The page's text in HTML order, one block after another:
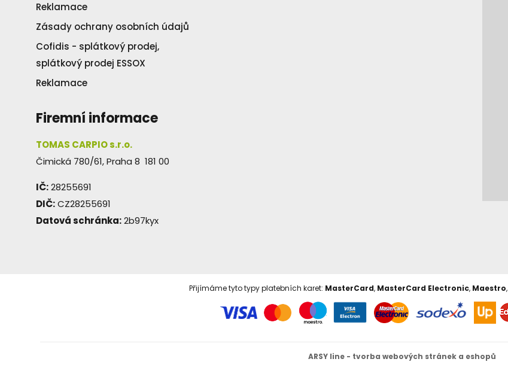
Reklamace
Zásady ochrany osobních údajů
Cofidis - splátkový prodej,
splátkový prodej ESSOX
Reklamace
Firemní informace
TOMAS CARPIO s.r.o.
Čimická 780/61, Praha 8 181 00
IČ:28255691
DIČ:CZ28255691
Datová schránka:2b97kyx
Přijímáme tyto typy platebních karet: MasterCard, MasterCard Electronic, Maestro,
ARSY line - tvorba webových stránek a eshopů